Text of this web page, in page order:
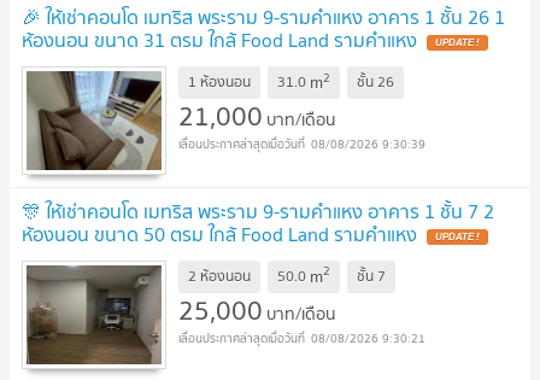
🎉 ให้เช่าคอนโด เมทริส พระราม 9-รามคำแหง อาคาร 1 ชั้น 26 1
ห้องนอน ขนาด 31 ตรม ใกล้ Food Land รามคำแหง UPDATE !
1 ห้องนอน 31.0 m2 ชั้น26
21,000 บาท/เดือน
08/08/2026 9:30:39
🎊 ให้เช่าคอนโด เมทริส พระราม 9-รามคำแหง อาคาร 1 ชั้น 7 2
ห้องนอน ขนาด 50 ตรม ใกล้ Food Land รามคำแหง UPDATE !
2 ห้องนอน 50.0 m2 ชั้น 7
25,000 บาท/เดือน
08/08/2026 9:30:21